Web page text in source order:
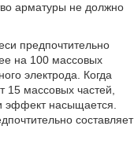
арматуры не должно
предпочтительно
на 100 массовых
электрода. Когда
15 массовых частей,
эффект насыщается.
составляет